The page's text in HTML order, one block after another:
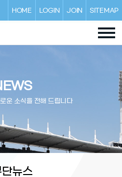
HOME LOGIN JOIN SITEMAP
운 소식을 전해 드립니다
단뉴스